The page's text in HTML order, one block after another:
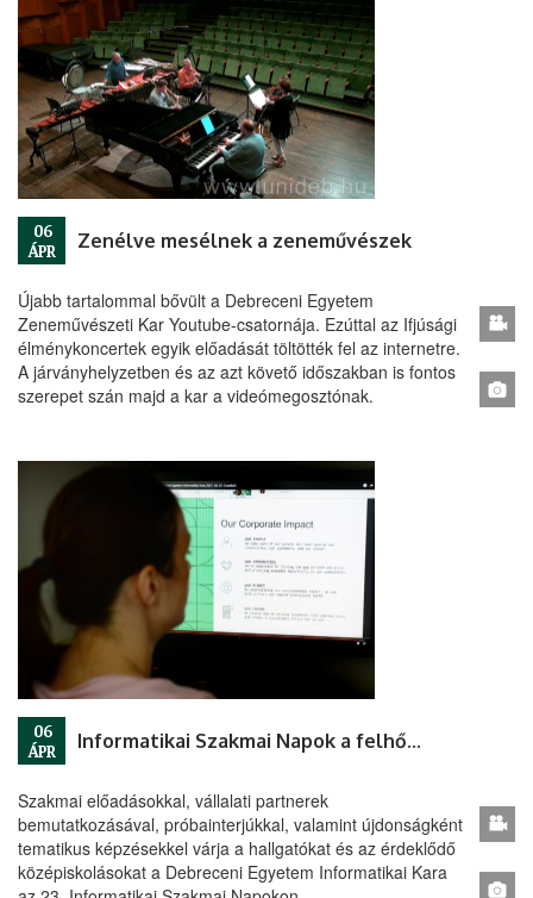
06
ÁPR
Zenélve mesélnek a zeneművészek
Újabb tartalommal bővült a Debreceni Egyetem
Zeneművészeti Kar Youtube-csatornája. Ezúttal az Ifjúsági
élménykoncertek egyik előadását töltötték fel az internetre.
A járványhelyzetben és az azt követő időszakban is fontos
szerepet szán majd a kar a videómegosztónak.
06
ÁPR
Informatikai Szakmai Napok a felhőben
Szakmai előadásokkal, vállalati partnerek
bemutatkozásával, próbainterjúkkal, valamint újdonságként
tematikus képzésekkel várja a hallgatókat és az érdeklődő
középiskolásokat a Debreceni Egyetem Informatikai Kara